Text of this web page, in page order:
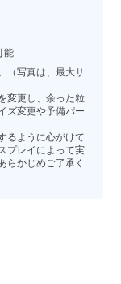
能
（写真は、最大サ
変更し、余った粒
ズ変更や予備パー
るように心がけて
プレイによって実
らかじめご了承く